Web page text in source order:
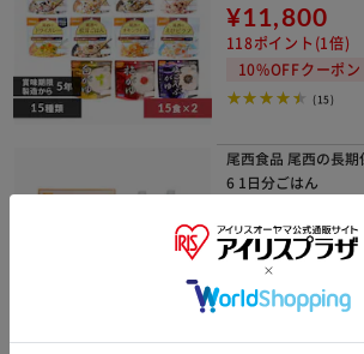
¥11,800
118ポイント(1倍)
10%OFFクーポン
(15)
尾西食品 尾西の長
6 1日分ごはん
22ポイント(1倍)